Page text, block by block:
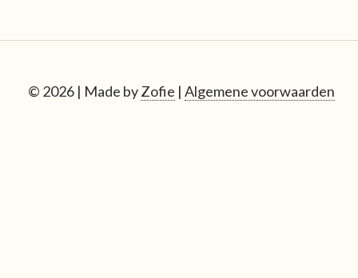
© 2026 | Made byZofie | Algemene voorwaarden